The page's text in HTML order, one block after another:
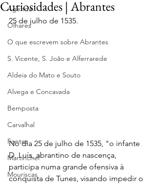
Agenda
Olhares
O que escrevem sobre Abrantes
S. Vicente, S. João e Alferrarede
Aldeia do Mato e Souto
Alvega e Concavada
Bemposta
Carvalhal
Fontes
Martinchel
Mouriscas
Curiosidades | Abrantes
25 de julho de 1535.
No dia 25 de julho de 1535, "o infante
D. Luís, abrantino de nascença,
participa numa grande ofensiva à
conquista de Tunes, visando impedir o